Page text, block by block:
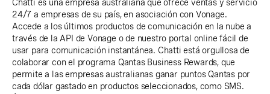
Chatti es una empresa australiana que ofrece ventas y servicio
24/7 a empresas de su país, en asociación con Vonage.
Accede a los últimos productos de comunicación en la nube a
través de la API de Vonage o de nuestro portal online fácil de
usar para comunicación instantánea. Chatti está orgullosa de
colaborar con el programa Qantas Business Rewards, que
permite a las empresas australianas ganar puntos Qantas por
cada dólar gastado en productos seleccionados, como SMS.